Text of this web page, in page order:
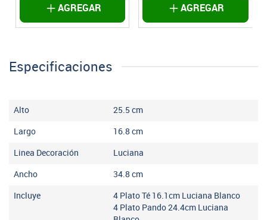
AGREGAR AGREGAR
Especificaciones
Alto 25.5 cm
Largo 16.8 cm
Linea Decoración Luciana
Ancho 34.8 cm
Incluye
4 Plato Té 16.1cm Luciana Blanco
4 Plato Pando 24.4cm Luciana